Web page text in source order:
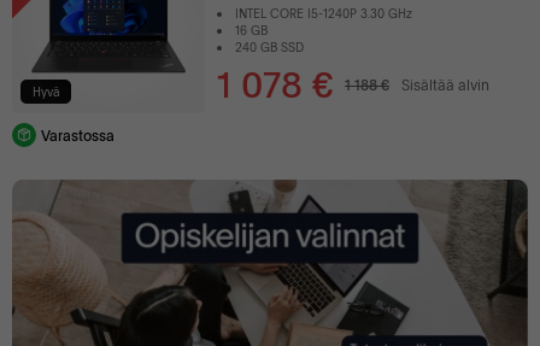
Hyvä
INTEL CORE I5-1240P 3.30 GHz
16 GB
240 GB SSD
1 078 € 1 188 € Sisältää alvin
Varastossa